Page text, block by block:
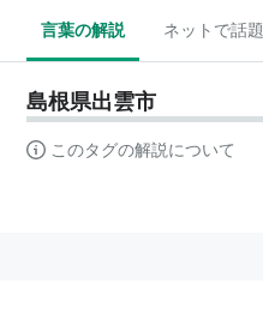
言葉の解説 ネットで話題
島根県出雲市
このタグの解説について